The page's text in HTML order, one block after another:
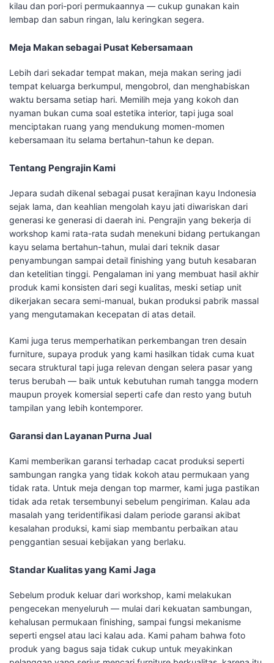
kilau dan pori-pori permukaannya — cukup gunakan kain
lembap dan sabun ringan, lalu keringkan segera.
Meja Makan sebagai Pusat Kebersamaan
Lebih dari sekadar tempat makan, meja makan sering jadi
tempat keluarga berkumpul, mengobrol, dan menghabiskan
waktu bersama setiap hari. Memilih meja yang kokoh dan
nyaman bukan cuma soal estetika interior, tapi juga soal
menciptakan ruang yang mendukung momen-momen
kebersamaan itu selama bertahun-tahun ke depan.
Tentang Pengrajin Kami
Jepara sudah dikenal sebagai pusat kerajinan kayu Indonesia
sejak lama, dan keahlian mengolah kayu jati diwariskan dari
generasi ke generasi di daerah ini. Pengrajin yang bekerja di
workshop kami rata-rata sudah menekuni bidang pertukangan
kayu selama bertahun-tahun, mulai dari teknik dasar
penyambungan sampai detail finishing yang butuh kesabaran
dan ketelitian tinggi. Pengalaman ini yang membuat hasil akhir
produk kami konsisten dari segi kualitas, meski setiap unit
dikerjakan secara semi-manual, bukan produksi pabrik massal
yang mengutamakan kecepatan di atas detail.
Kami juga terus memperhatikan perkembangan tren desain
furniture, supaya produk yang kami hasilkan tidak cuma kuat
secara struktural tapi juga relevan dengan selera pasar yang
terus berubah — baik untuk kebutuhan rumah tangga modern
maupun proyek komersial seperti cafe dan resto yang butuh
tampilan yang lebih kontemporer.
Garansi dan Layanan Purna Jual
Kami memberikan garansi terhadap cacat produksi seperti
sambungan rangka yang tidak kokoh atau permukaan yang
tidak rata. Untuk meja dengan top marmer, kami juga pastikan
tidak ada retak tersembunyi sebelum pengiriman. Kalau ada
masalah yang teridentifikasi dalam periode garansi akibat
kesalahan produksi, kami siap membantu perbaikan atau
penggantian sesuai kebijakan yang berlaku.
Standar Kualitas yang Kami Jaga
Sebelum produk keluar dari workshop, kami melakukan
pengecekan menyeluruh — mulai dari kekuatan sambungan,
kehalusan permukaan finishing, sampai fungsi mekanisme
seperti engsel atau laci kalau ada. Kami paham bahwa foto
produk yang bagus saja tidak cukup untuk meyakinkan